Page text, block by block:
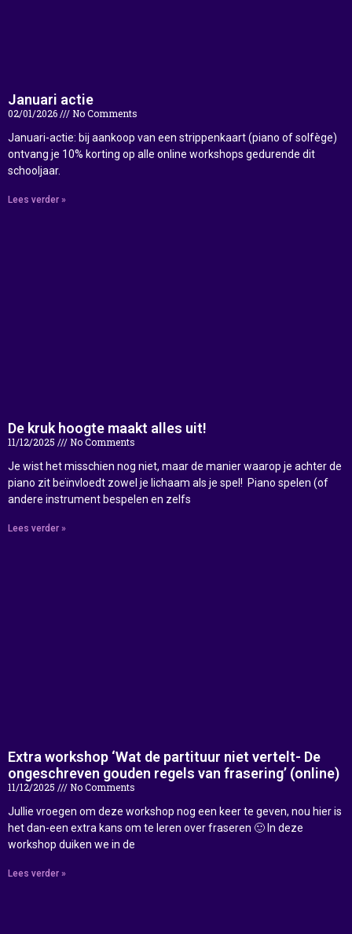
Januari actie
02/01/2026
No Comments
Januari-actie: bij aankoop van een strippenkaart (piano of solfège)
ontvang je 10% korting op alle online workshops gedurende dit
schooljaar.
Lees verder »
De kruk hoogte maakt alles uit!
11/12/2025
No Comments
Je wist het misschien nog niet, maar de manier waarop je achter de
piano zit beïnvloedt zowel je lichaam als je spel! Piano spelen (of
andere instrument bespelen en zelfs
Lees verder »
Extra workshop ‘Wat de partituur niet vertelt- De
ongeschreven gouden regels van frasering’ (online)
11/12/2025
No Comments
Jullie vroegen om deze workshop nog een keer te geven, nou hier is
het dan-een extra kans om te leren over fraseren 🙂 In deze
workshop duiken we in de
Lees verder »